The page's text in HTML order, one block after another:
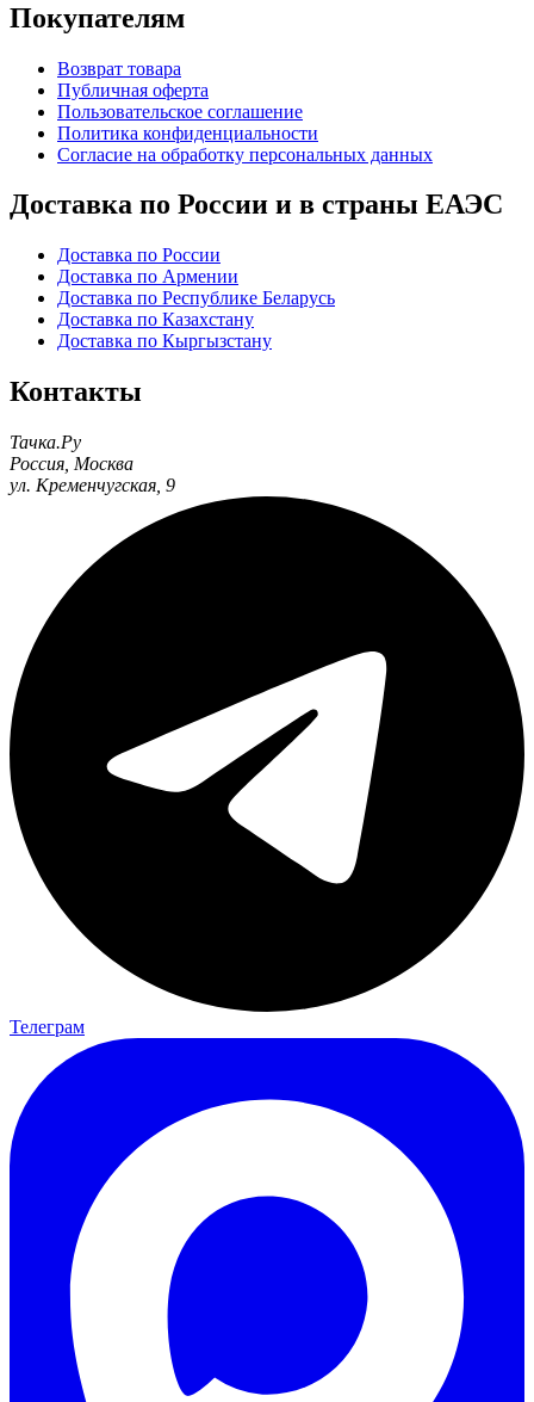
Покупателям
Возврат товара
Публичная оферта
Пользовательское соглашение
Политика конфиденциальности
Согласие на обработку персональных данных
Доставка по России и в страны ЕАЭС
Доставка по России
Доставка по Армении
Доставка по Республике Беларусь
Доставка по Казахстану
Доставка по Кыргызстану
Контакты
Тачка.Ру
Россия Москва
ул. Кременчугская, 9
Телеграм